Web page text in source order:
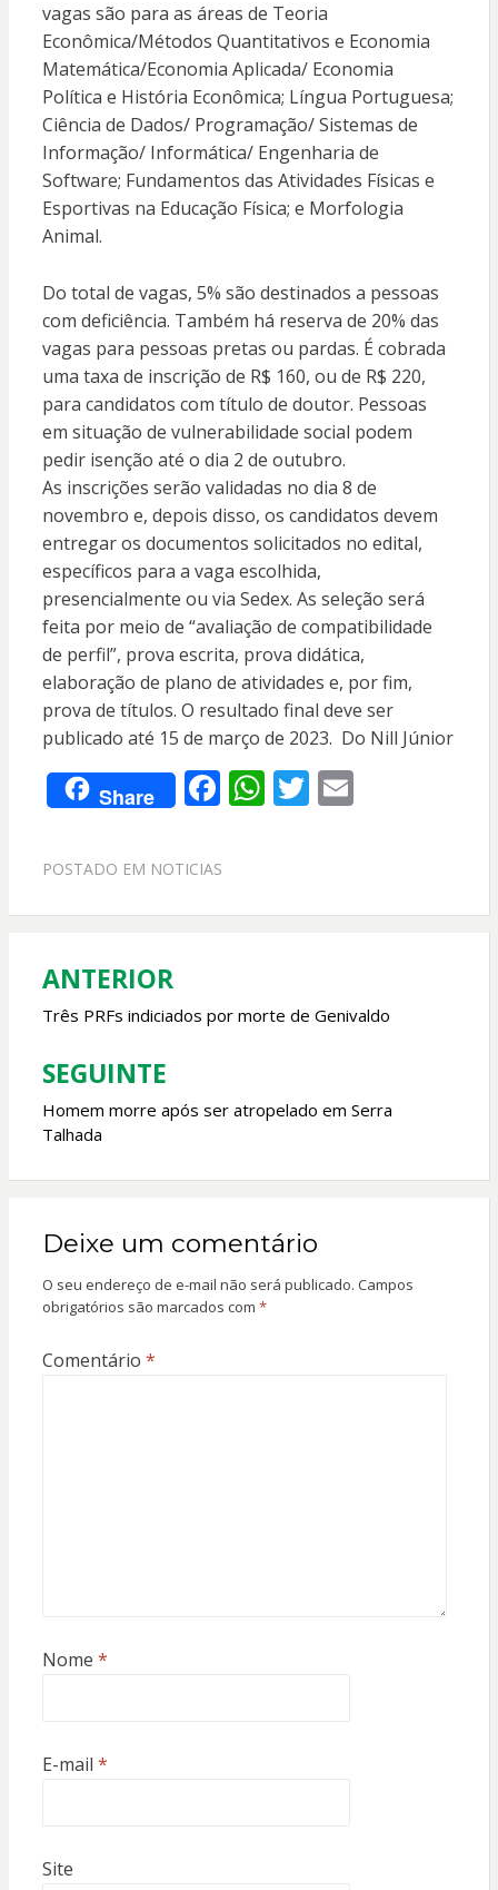
vagas são para as áreas de Teoria
Econômica/Métodos Quantitativos e Economia
Matemática/Economia Aplicada/ Economia
Política e História Econômica; Língua Portuguesa;
Ciência de Dados/ Programação/ Sistemas de
Informação/ Informática/ Engenharia de
Software; Fundamentos das Atividades Físicas e
Esportivas na Educação Física; e Morfologia
Animal.
Do total de vagas, 5% são destinados a pessoas
com deficiência. Também há reserva de 20% das
vagas para pessoas pretas ou pardas. É cobrada
uma taxa de inscrição de R$ 160, ou de R$ 220,
para candidatos com título de doutor. Pessoas
em situação de vulnerabilidade social podem
pedir isenção até o dia 2 de outubro.
As inscrições serão validadas no dia 8 de
novembro e, depois disso, os candidatos devem
entregar os documentos solicitados no edital,
específicos para a vaga escolhida,
presencialmente ou via Sedex. As seleção será
feita por meio de “avaliação de compatibilidade
de perfil”, prova escrita, prova didática,
elaboração de plano de atividades e, por fim,
prova de títulos. O resultado final deve ser
publicado até 15 de março de 2023. Do Nill Júnior
Share F
e
o
k
W
A
p
T E
POSTADO EM NOTICIAS
Navegação
de
Post
ANTERIOR
Três PRFs indiciados por morte de Genivaldo
SEGUINTE
Homem morre após ser atropelado em Serra
Talhada
Deixe um comentário
O seu endereço de e-mail não será publicado. Campos
obrigatórios são marcados com *
Comentário *
Nome *
E-mail *
Site